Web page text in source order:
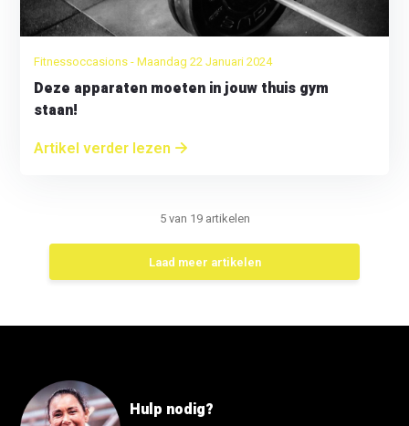
Fitnessoccasions - Maandag 22 Januari 2024
Deze apparaten moeten in jouw thuis gym
staan!
Artikel verder lezen
5van 19artikelen
Laad meer artikelen
Hulp nodig?